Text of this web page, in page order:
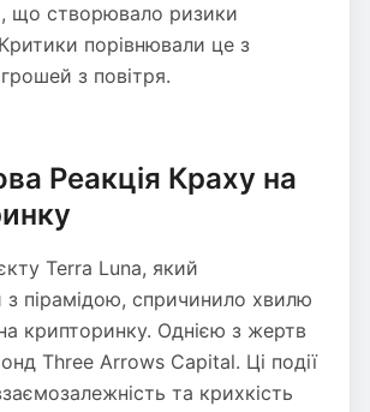
що створювало ризики
Критики порівнювали це з
з повітря.
Реакція Краху на
Terra Luna, який
з пірамідою, спричинило хвилю
крипторинку. Однією з жертв
Three Arrows Capital. Ці події
та крихкість